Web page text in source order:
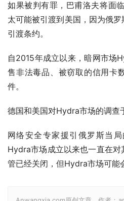
如果被判有罪，巴甫洛夫将面
太可能被引渡到美国，因为俄
引渡条约。
自2015年成立以来，暗网市场
售非法毒品、被窃取的信用卡
件。
德国和美国对Hydra市场的调查
网络安全专家援引俄罗斯当
Hydra市场成立以来也一直在
管已经关闭，但Hydra市场可能